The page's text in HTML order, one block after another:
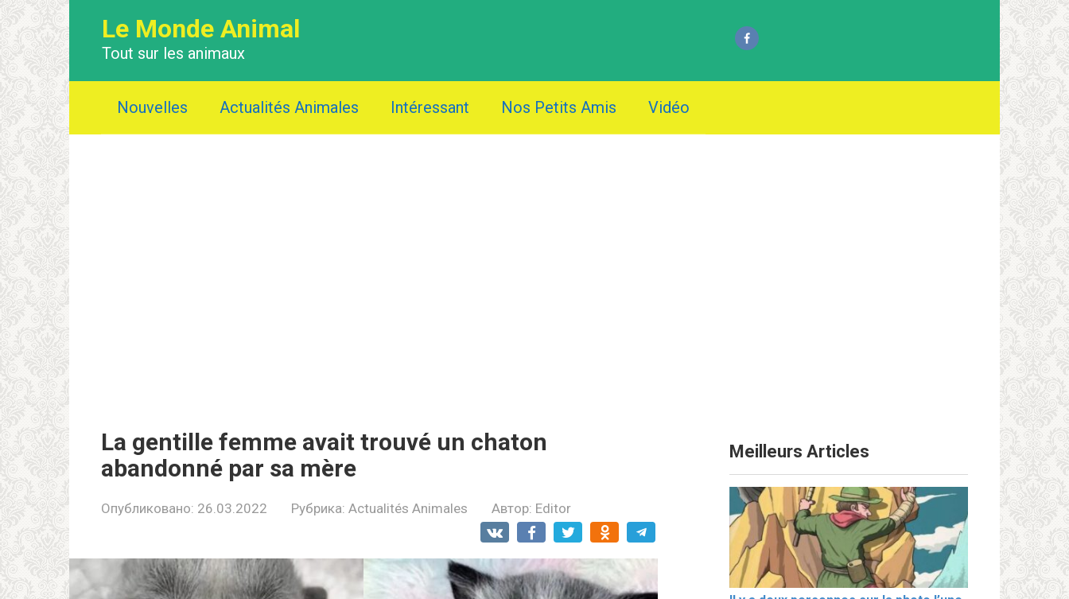
Le Monde Animal
Tout sur les animaux
Nouvelles Actualités Animales Intéressant Nos Petits Amis Vidéo
La gentille femme avait trouvé un chaton
abandonné par sa mère
Опубликовано: 26.03.2022 Рубрика: Actualités Animales Автор: Editor
Meilleurs Articles